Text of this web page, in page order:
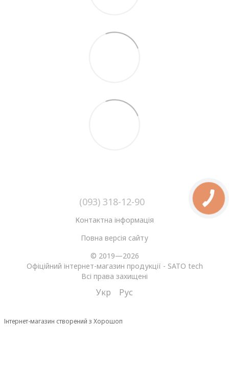
(093) 318-12-90
Контактна інформація
Повна версія сайту
© 2019—2026
Офіційний інтернет-магазин продукції - SATO tech
Всі права захищені
Укр Рус
Інтернет-магазин створений з Хорошоп